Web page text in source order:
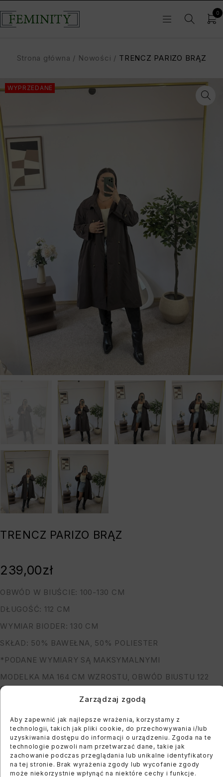
Zarządzaj zgodą
Aby zapewnić jak najlepsze wrażenia, korzystamy z
technologii, takich jak pliki cookie, do przechowywania i/lub
uzyskiwania dostępu do informacji o urządzeniu. Zgoda na te
technologie pozwoli nam przetwarzać dane, takie jak
zachowanie podczas przeglądania lub unikalne identyfikatory
na tej stronie. Brak wyrażenia zgody lub wycofanie zgody
może niekorzystnie wpłynąć na niektóre cechy i funkcje.
0
Strona główna / Nowości / TRENCZ PARIZO BRĄZ
WYPRZEDANE
TRENCZ PARIZO BRĄZ
OBWÓD W BIUŚCIE: 100-130 CM
DŁUGOŚĆ: 112 CM
WYMIAR BIODER: 130 CM
SKŁAD: 50% BAWEŁNA, 50% POLIESTER
*PODANE WYMIARY SĄ MAKSYMALNYMI
MODELKA MA 164 CM WZROSTU, OBWÓD BIUSTU 122
CM I BIODER: 118 CM
239,00zł
You must register to use the waitlist feature. Please
login or create an account